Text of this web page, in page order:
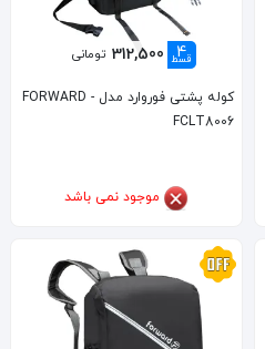
4
قسط 312,500 تومانی
کوله پشتی فوروارد مدل FORWARD -
FCLT8006
موجود نمی باشد